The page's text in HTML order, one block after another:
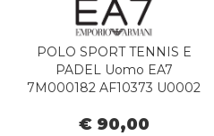
POLO SPORT TENNIS E
PADEL Uomo EA7
7M000182 AF10373 U0002
€ 90,00